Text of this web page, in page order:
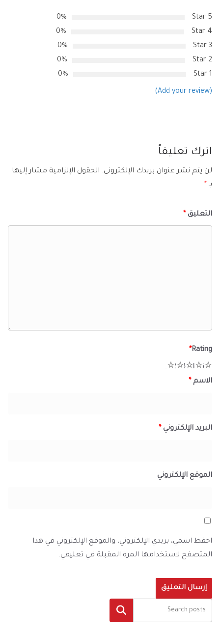
5 Star
0%
4 Star
0%
3 Star
0%
2 Star
0%
1 Star
0%
(Add your review)
اترك تعليقاً
لن يتم نشر عنوان بريدك الإلكتروني. الحقول الإلزامية مشار إليها
بـ *
التعليق*
Rating
*
5
4
3
2
الاسم*
البريد الإلكتروني*
الموقع الإلكتروني
احفظ اسمي، بريدي الإلكتروني، والموقع الإلكتروني في هذا
المتصفح لاستخدامها المرة المقبلة في تعليقي.
البحث